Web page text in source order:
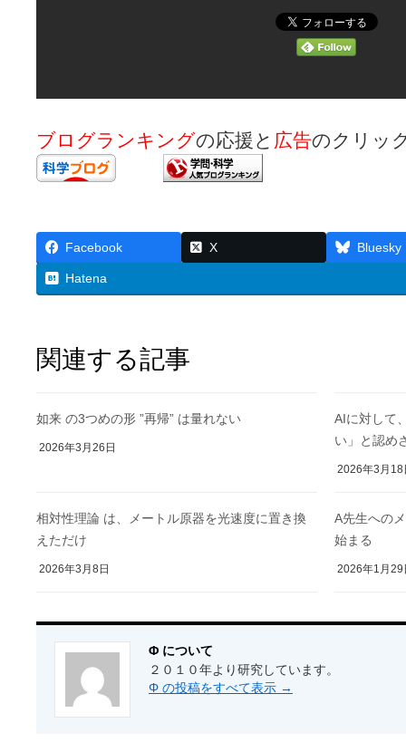
ブログランキングの応援と 広告のクリッ
Facebook X Bluesky
Hatena
関連する記事
如来 の3つめの形 ”再帰” は量れない
2026年3月26日
AIに対して
い」と認め
2026年3月18
相対性理論 は、メートル原器を光速度に置き換
えただけ
2026年3月8日
A先生への
始まる
2026年1月29
Φ について
２０１０年より研究しています。
Φ の投稿をすべて表示 →